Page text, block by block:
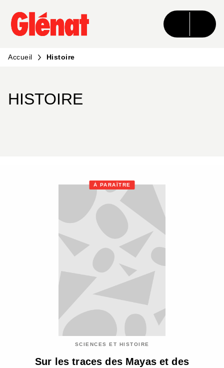
MENU RECHERCHE CONTENU
PIED DE PAGE
Accueil Histoire
HISTOIRE
À PARAÎTRE
SCIENCES ET HISTOIRE
Sur les traces des Mayas et des